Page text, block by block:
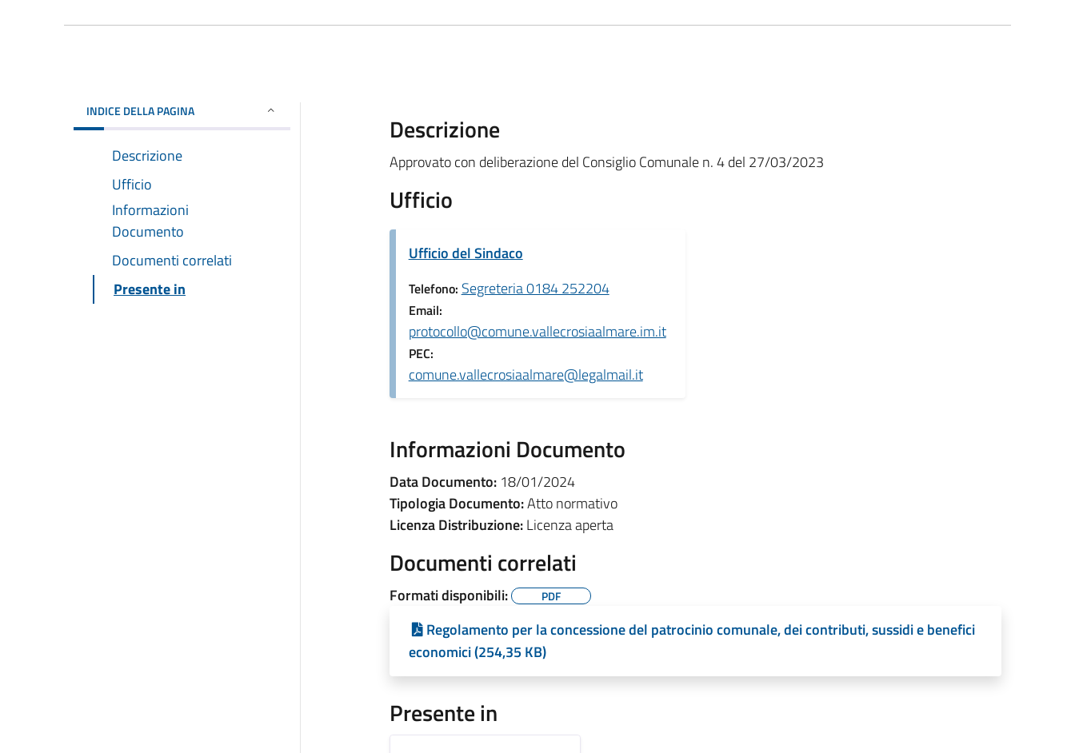
INDICE DELLA PAGINA
Descrizione
Ufficio
Informazioni
Documento
Documenti correlati
Presente in
Descrizione
Approvato con deliberazione del Consiglio Comunale n. 4 del 27/03/2023
Ufficio
Ufficio del Sindaco
Telefono: Segreteria 0184 252204
Email:
protocollo@comune.vallecrosiaalmare.im.it
PEC:
comune.vallecrosiaalmare@legalmail.it
Informazioni Documento
Data Documento:18/01/2024
Tipologia Documento:Atto normativo
Licenza Distribuzione:Licenza aperta
Documenti correlati
Formati disponibili: PDF
Regolamento per la concessione del patrocinio comunale, dei contributi, sussidi e benefici
economici (254,35 KB)
Presente in